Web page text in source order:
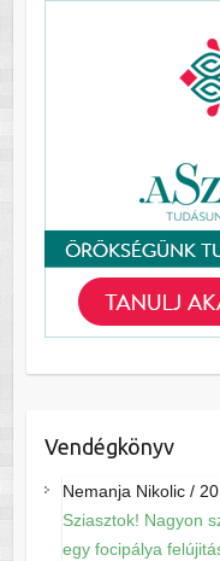
Vendégkönyv
Nemanja Nikolic/
Sziasztok! Nagyon
egy focipálya